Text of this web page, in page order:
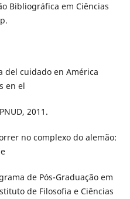
Bibliográfica em Ciências
del cuidado en América
en el
2011.
no complexo do alemão:
de Pós-Graduação em
de Filosofia e Ciências